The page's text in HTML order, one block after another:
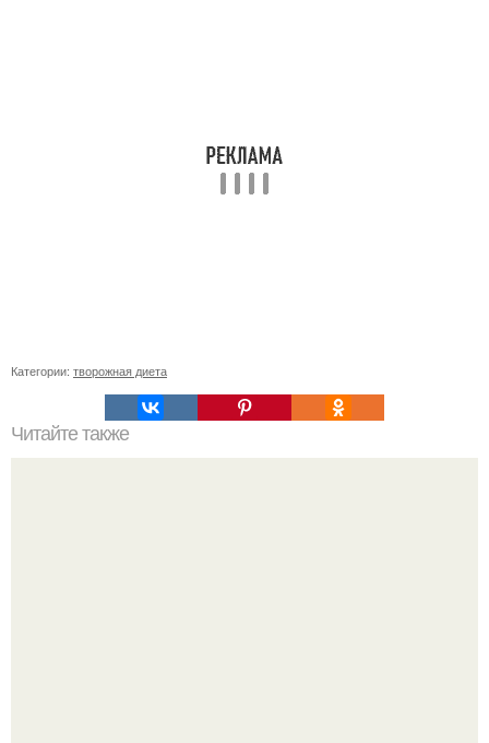
Категории: творожная диета
Читайте также